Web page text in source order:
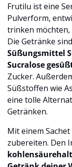
Frutilu ist eine
Pulverform,
trinken möchten,
Die Getränke sind
Süßungsmittel
Sucralose
Zucker.
Süßstoffen wie
eine tolle
Getränken.
Mit einem
zubereiten. Den